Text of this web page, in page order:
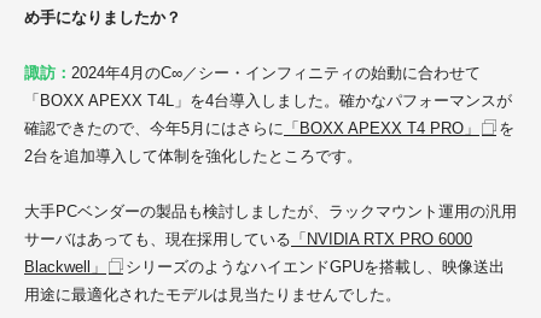
め手になりましたか？
諏訪： 2024年4月のC∞／シー・インフィニティの始動に合わせて
「BOXX APEXX T4L」を4台導入しました。確かなパフォーマンスが
確認できたので、今年5月にはさらに 「BOXX APEXX T4 PRO」
を
2台を追加導入して体制を強化したところです。
大手PCベンダーの製品も検討しましたが、ラックマウント運用の汎用
サーバはあっても、現在採用している 「NVIDIA RTX PRO 6000
Blackwell」
シリーズのようなハイエンドGPUを搭載し、映像送出
用途に最適化されたモデルは見当たりませんでした。